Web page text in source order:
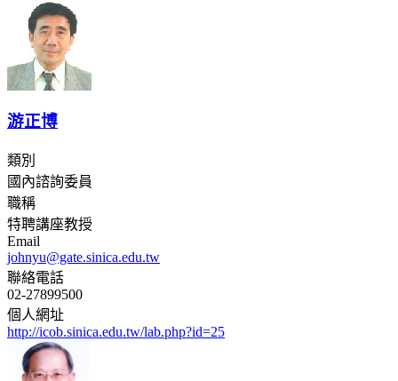
游正博
類別
國內諮詢委員
職稱
特聘講座教授
Email
johnyu@gate.sinica.edu.tw
聯絡電話
02-27899500
個人網址
http://icob.sinica.edu.tw/lab.php?id=25